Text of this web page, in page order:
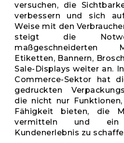
versuchen, die
verbessern und sich
Weise mit den
steigt die
maßgeschneiderten
Etiketten, Bannern,
Sale-Displays weiter an.
Commerce-Sektor hat
gedruckten
die nicht nur
Fähigkeit bieten, die
vermitteln und ein
Kundenerlebnis zu